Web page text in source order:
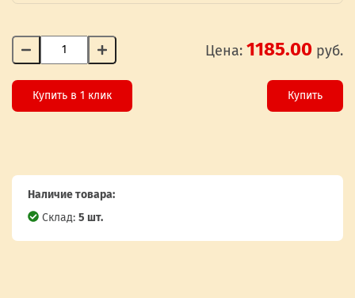
Цена: 1185.00 руб.
Купить в 1 клик Купить
Наличие товара:
Склад: 5 шт.